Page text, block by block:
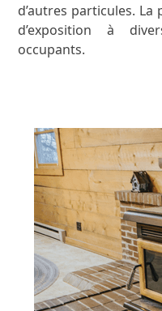
d’autres particules.
d’exposition à
occupants.